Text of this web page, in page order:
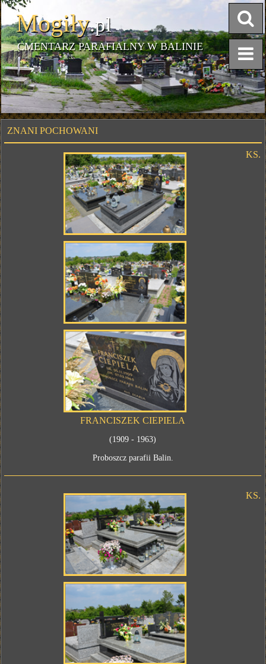
Mogiły.pl
CMENTARZ PARAFIALNY W BALINIE
ZNANI POCHOWANI
KS.
FRANCISZEK CIEPIELA
(1909 - 1963)
Proboszcz parafii Balin.
KS.